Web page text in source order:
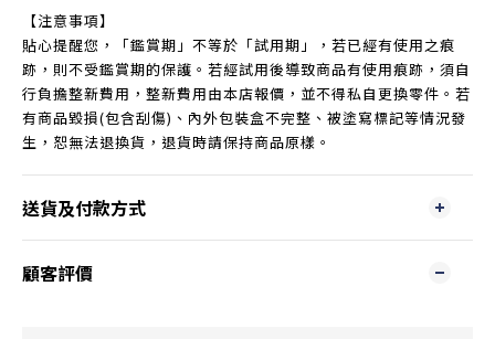
【注意事項】
貼心提醒您，「鑑賞期」不等於「試用期」，若已經有使用之痕
跡，則不受鑑賞期的保護。若經試用後導致商品有使用痕跡，須自
行負擔整新費用，整新費用由本店報價，並不得私自更換零件。若
有商品毀損(包含刮傷)、內外包裝盒不完整、被塗寫標記等情況發
生，恕無法退換貨，退貨時請保持商品原樣。
送貨及付款方式
顧客評價